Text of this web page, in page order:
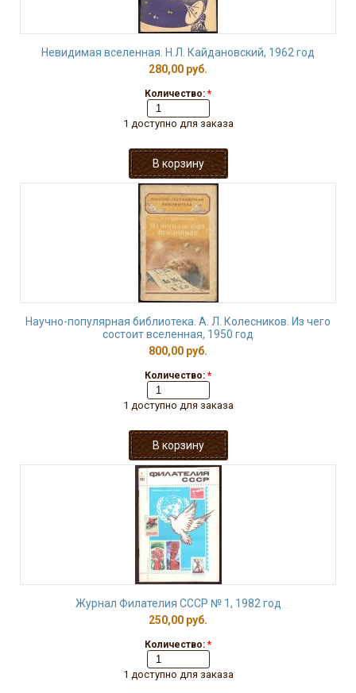
Невидимая вселенная. Н.Л. Кайдановский, 1962 год
280,00 руб.
Количество: *
1 доступно для заказа
Научно-популярная библиотека. А. Л. Колесников. Из чего
состоит вселенная, 1950 год
800,00 руб.
Количество: *
1 доступно для заказа
Журнал Филателия СССР № 1, 1982 год
250,00 руб.
Количество: *
1 доступно для заказа